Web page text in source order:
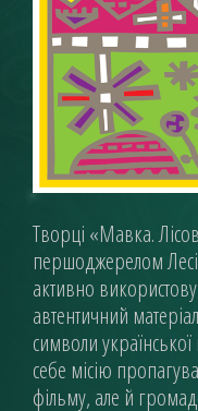
Творці «Мавка.
першоджерелом Лесі
активно
автентичний
символи
себе місію
фільму, але й